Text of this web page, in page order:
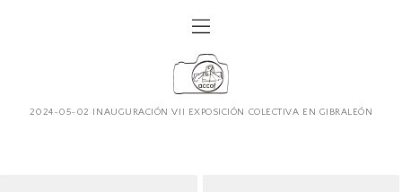
2024-05-02 INAUGURACIÓN VII EXPOSICIÓN COLECTIVA EN GIBRALEÓN